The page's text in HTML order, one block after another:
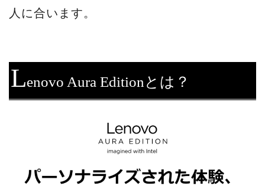
人に合います。
Lenovo Aura Editionとは？